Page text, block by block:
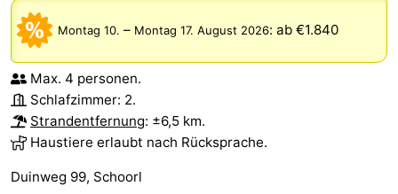
Montag 10. – Montag 17. August 2026: ab €1.840
Max. 4 personen.
Schlafzimmer: 2.
Strandentfernung: ±6,5 km.
Haustiere erlaubt nach Rücksprache.
Duinweg 99, Schoorl